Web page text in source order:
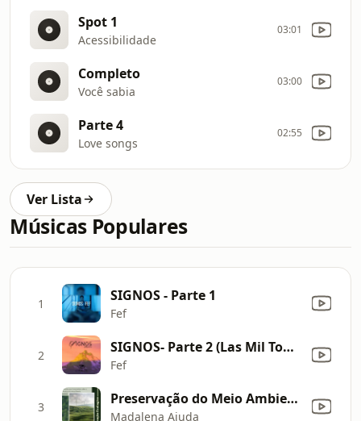
Spot 1
Acessibilidade
03:01
Completo
Você sabia
03:00
Parte 4
Love songs
02:55
Ver Lista
Músicas Populares
1 SIGNOS - Parte 1
Fef
2 SIGNOS- Parte 2 (Las Mil Tonalidades)
Fef
3 Preservação do Meio Ambiente
Madalena Ajuda